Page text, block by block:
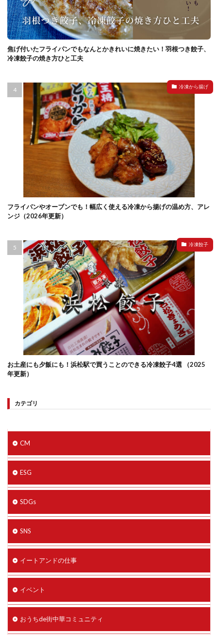
焦げ付いたフライパンでもなんとかきれいに焼きたい！羽根つき餃子、
冷凍餃子の焼き方ひと工夫
冷凍から揚げ
フライパンやオーブンでも！幅広く使える冷凍から揚げの温め方、アレ
ンジ（2026年更新）
冷凍餃子
お土産にも夕飯にも！浜松駅で買うことのできる冷凍餃子4選 （2025
年更新）
カテゴリ
CM
ESG
SDGs
SNS
イートアンドの仕事
イベント
おうちde街中華コミュニティ